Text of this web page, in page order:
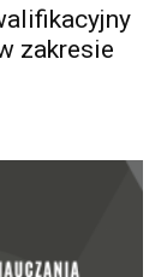
zakresie